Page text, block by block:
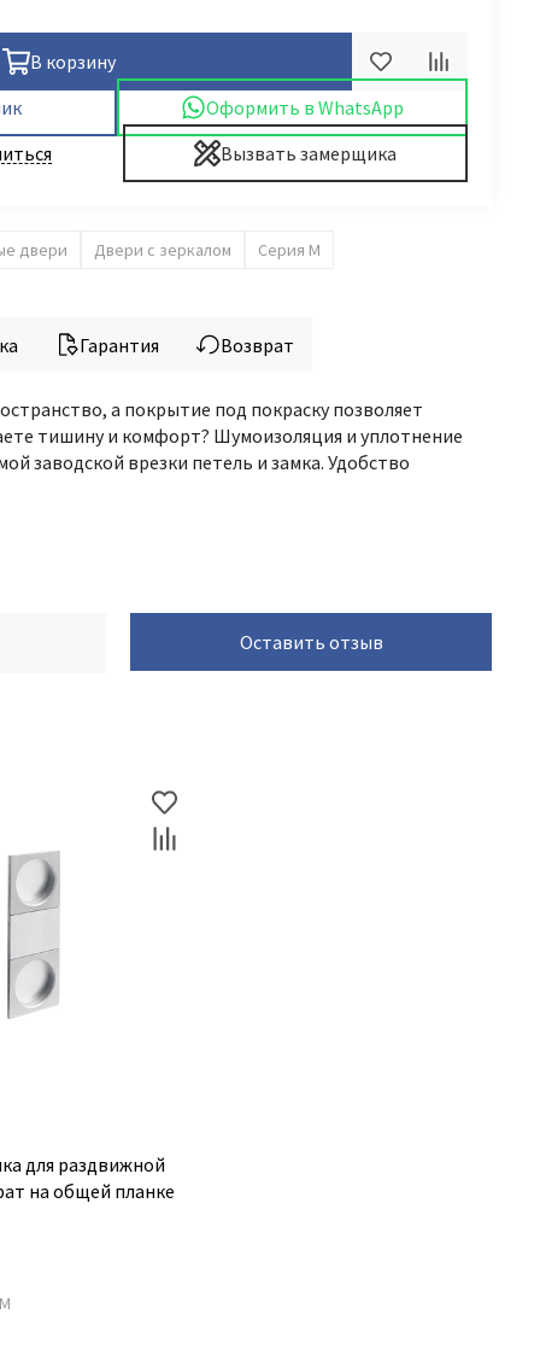
В корзину
Оформить в WhatsApp
Вызвать замерщика
двери Двери с зеркалом Серия M
Гарантия Возврат
а покрытие под покраску позволяет
тишину и комфорт? Шумоизоляция и уплотнение
заводской врезки петель и замка. Удобство
Оставить отзыв
для раздвижной
на общей планке